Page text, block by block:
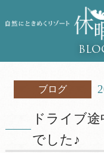
ブログ
ドライブ
でした♪